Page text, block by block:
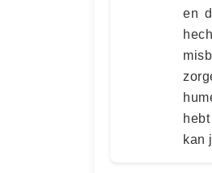
en
kan